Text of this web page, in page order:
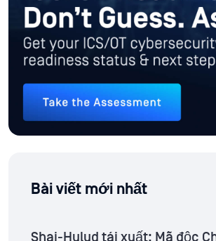
Bài viết mới nhất
Shai-Hulud tái xuất: Mã độc